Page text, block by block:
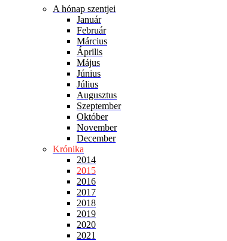
A hónap szentjei
Január
Február
Március
Április
Május
Június
Július
Augusztus
Szeptember
Október
November
December
Krónika
2014
2015
2016
2017
2018
2019
2020
2021